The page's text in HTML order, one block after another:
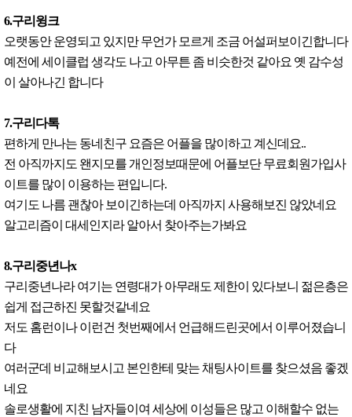
6.구리윙크
오랫동안 운영되고 있지만 무언가 모르게 조금 어설퍼보이긴합니다
예전에 세이클럽 생각도 나고 아무튼 좀 비슷한것 같아요 옛 감수성
이 살아나긴 합니다
7.구리다톡
편하게 만나는 동네친구 요즘은 어플을 많이하고 계신데요..
전 아직까지도 왠지모를 개인정보때문에 어플보단 무료회원가입사
이트를 많이 이용하는 편입니다.
여기도 나름 괜찮아 보이긴하는데 아직까지 사용해보진 않았네요
알고리즘이 대세인지라 알아서 찾아주는가봐요
8.구리중년나x
구리중년나라 여기는 연령대가 아무래도 제한이 있다보니 젊은층은
쉽게 접근하진 못할것같네요
저도 홈런이나 이런건 첫번째에서 언급해드린곳에서 이루어졌습니
다
여러군데 비교해보시고 본인한테 맞는 채팅사이트를 찾으셨음 좋겠
네요
솔로생활에 지친 남자들이여 세상에 이성들은 많고 이해할수 없는